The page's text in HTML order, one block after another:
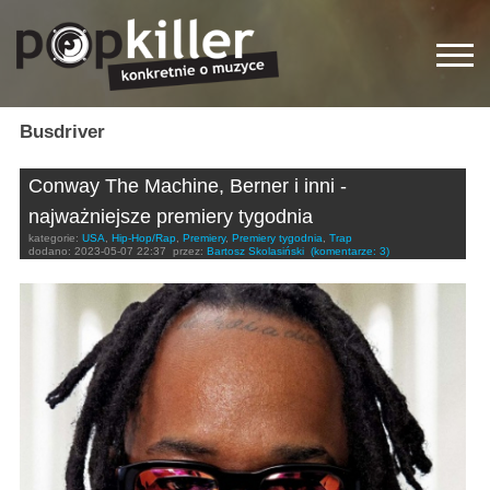
Busdriver
Conway The Machine, Berner i inni -
najważniejsze premiery tygodnia
kategorie: USA, Hip-Hop/Rap, Premiery, Premiery tygodnia, Trap
dodano: 2023-05-07 22:37 przez: Bartosz Skolasiński (komentarze: 3)